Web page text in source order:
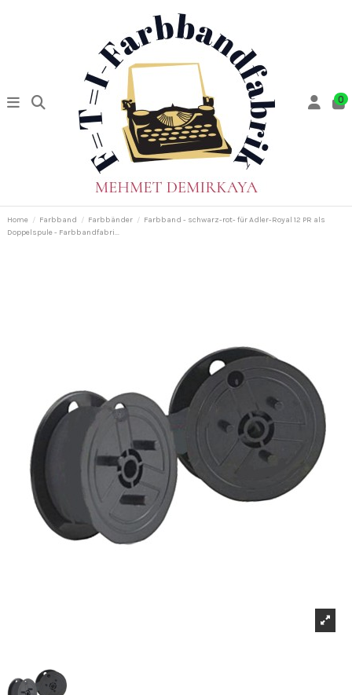
0
Home Farbband Farbbänder
Farbband - schwarz-rot- für Adler-Royal 12 PR als
Doppelspule - Farbbandfabri...